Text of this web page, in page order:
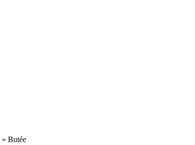
» Butée